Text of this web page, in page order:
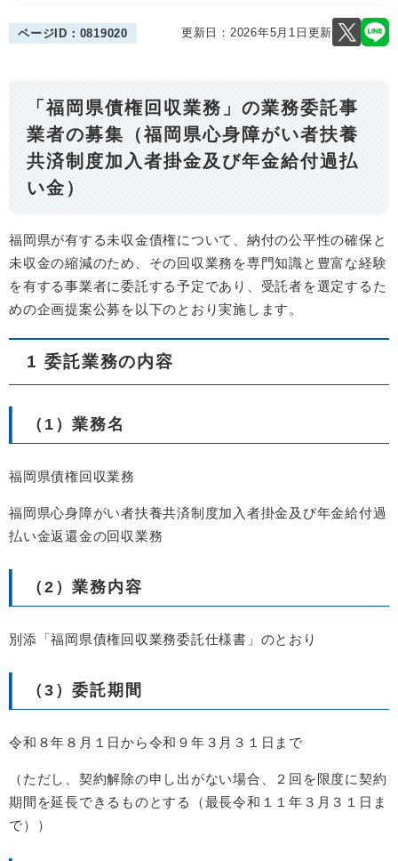
ページID：0819020 更新日：2026年5月1日更新
「福岡県債権回収業務」の業務委託事
業者の募集（福岡県心身障がい者扶養
共済制度加入者掛金及び年金給付過払
い金）​
福岡県が有する未収金債権について、納付の公平性の確保と
未収金の縮減のため、その回収業務を専門知識と豊富な経験
を有する事業者に委託する予定であり、受託者を選定するた
めの企画提案公募を以下のとおり実施します。
1 委託業務の内容
（1）業務名
福岡県債権回収業務
福岡県心身障がい者扶養共済制度加入者掛金及び年金給付過
払い金返還金の回収業務
（2）業務内容
別添「福岡県債権回収業務委託仕様書」のとおり
（3）委託期間
令和８年８月１日から令和９年３月３１日まで
（ただし、契約解除の申し出がない場合、２回を限度に契約
期間を延長できるものとする（最長令和１１年３月３１日ま
で））